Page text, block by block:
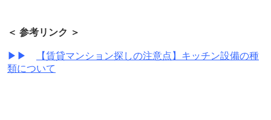
＜ 参考リンク ＞
▶▶
【賃貸マンション探しの注意点】キッチン設備の種
類について